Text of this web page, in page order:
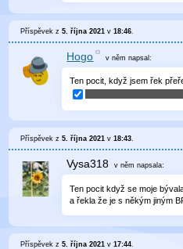
Příspěvek z5. října 2021 v18:46
Hogo v němnapsal:
Ten pocit, když jsem řek
Příspěvek z5. října 2021 v18:43.
Vysa318 v něm napsala:
Ten pocit když se moje
a řekla že je s někým jiným
Příspěvek z5. října 2021 v17:44